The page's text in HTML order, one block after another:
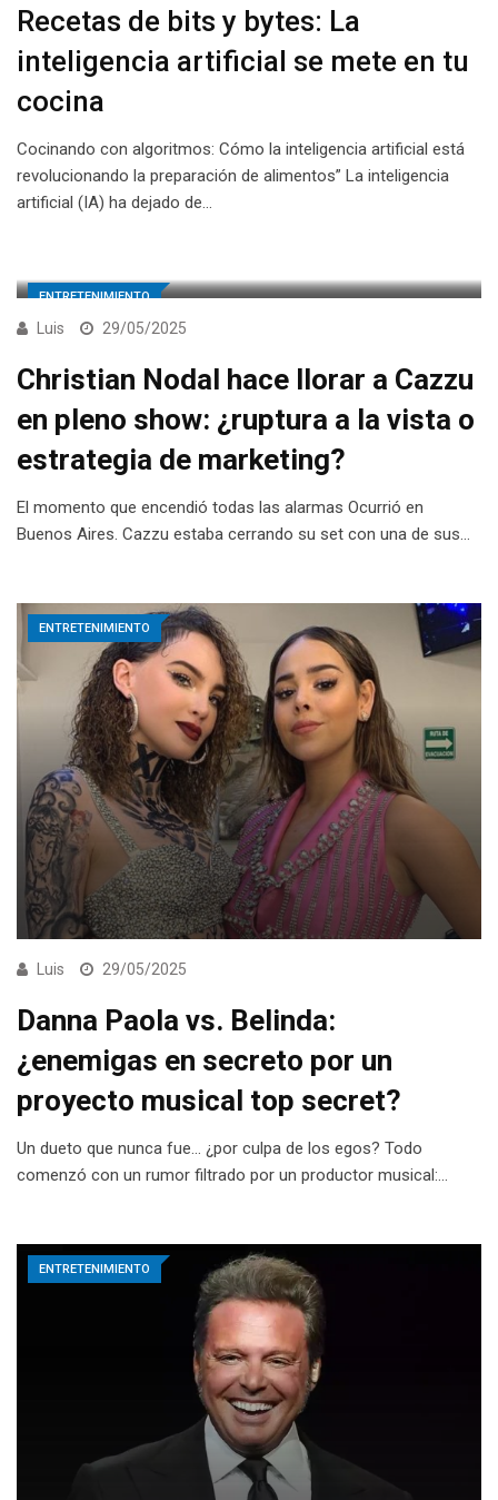
Recetas de bits y bytes: La
inteligencia artificial se mete en tu
cocina
Cocinando con algoritmos: Cómo la inteligencia artificial está
revolucionando la preparación de alimentos” La inteligencia
artificial (IA) ha dejado de…
ENTRETENIMIENTO
Luis 29/05/2025
Christian Nodal hace llorar a Cazzu
en pleno show: ¿ruptura a la vista o
estrategia de marketing?
El momento que encendió todas las alarmas Ocurrió en
Buenos Aires. Cazzu estaba cerrando su set con una de sus…
ENTRETENIMIENTO
Luis 29/05/2025
Danna Paola vs. Belinda:
¿enemigas en secreto por un
proyecto musical top secret?
Un dueto que nunca fue… ¿por culpa de los egos? Todo
comenzó con un rumor filtrado por un productor musical:…
ENTRETENIMIENTO